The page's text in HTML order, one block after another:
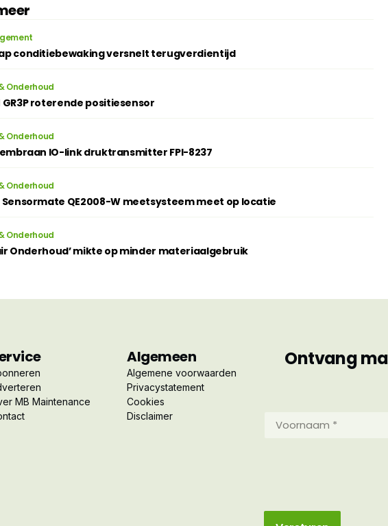
conditiebewaking versnelt terugverdientijd
Onderhoud
GR3P roterende positiesensor
Onderhoud
IO-link druktransmitter FPI-8237
Onderhoud
Sensormate QE2008-W meetsysteem meet op locatie
Onderhoud
Onderhoud’ mikte op minder materiaalgebruik
MB Maintenance
Algemeen
Algemene voorwaarden
Privacystatement
Cookies
Disclaimer
Ontvang